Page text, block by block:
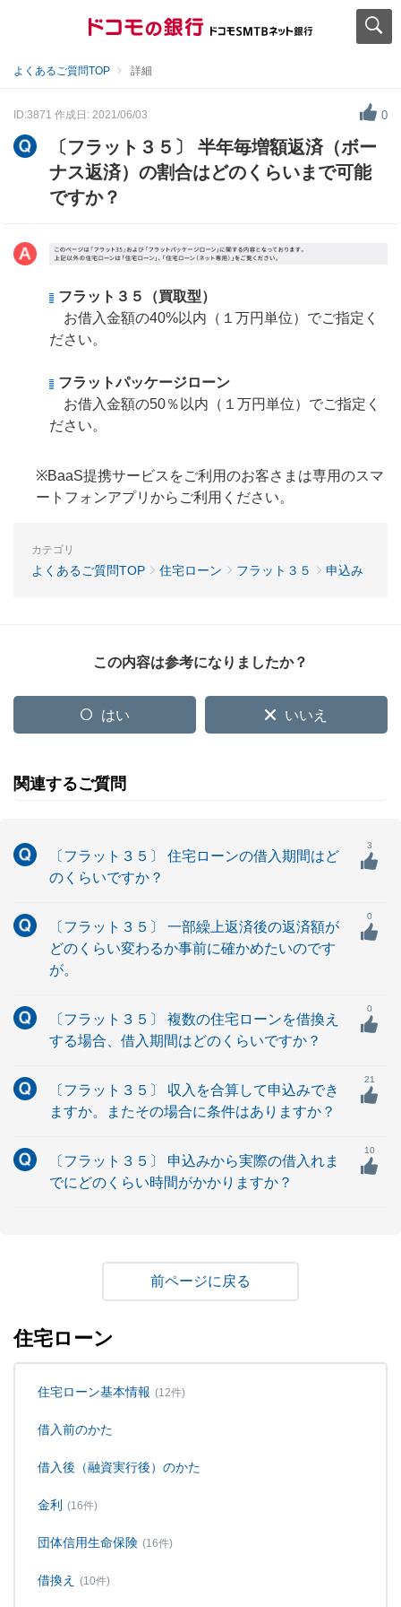
よくあるご質問TOP 詳細
ID:3871 作成日: 2021/06/03 0
〔フラット３５〕 半年毎増額返済（ボー
ナス返済）の割合はどのくらいまで可能
ですか？
フラット３５（買取型）
お借入金額の40%以内（１万円単位）でご指定く
ださい。
フラットパッケージローン
お借入金額の50％以内（１万円単位）でご指定く
ださい。
※BaaS提携サービスをご利用のお客さまは専用のスマ
ートフォンアプリからご利用ください。
カテゴリ
よくあるご質問TOP 住宅ローン フラット３５ 申込み
この内容は参考になりましたか？
はい いいえ
関連するご質問
〔フラット３５〕 住宅ローンの借入期間はど
のくらいですか？
3
〔フラット３５〕 一部繰上返済後の返済額が
どのくらい変わるか事前に確かめたいのです
が。
0
〔フラット３５〕 複数の住宅ローンを借換え
する場合、借入期間はどのくらいですか？
0
〔フラット３５〕 収入を合算して申込みでき
ますか。またその場合に条件はありますか？
21
〔フラット３５〕 申込みから実際の借入れま
でにどのくらい時間がかかりますか？
10
戻る
住宅ローン
住宅ローン基本情報 (12件)
借入前のかた
借入後（融資実行後）のかた
金利 (16件)
団体信用生命保険 (16件)
借換え (10件)